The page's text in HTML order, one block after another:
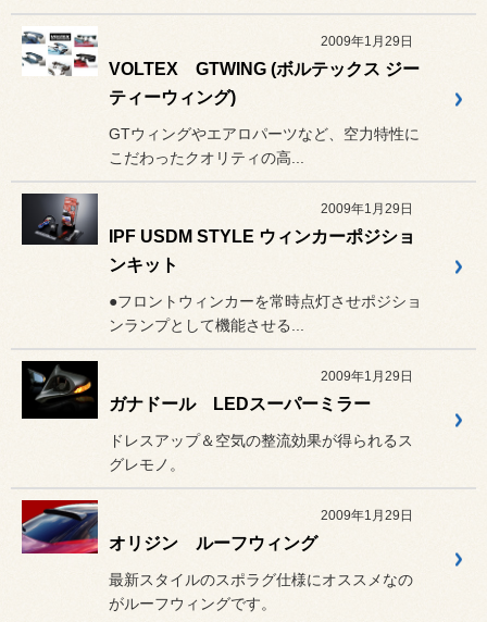
2009年1月29日
VOLTEX GTWING (ボルテックス ジー
ティーウィング)
GTウィングやエアロパーツなど、空力特性に
こだわったクオリティの高...
2009年1月29日
IPF USDM STYLE ウィンカーポジショ
ンキット
●フロントウィンカーを常時点灯させポジショ
ンランプとして機能させる...
2009年1月29日
ガナドール LEDスーパーミラー
ドレスアップ＆空気の整流効果が得られるス
グレモノ。
2009年1月29日
オリジン ルーフウィング
最新スタイルのスポラグ仕様にオススメなの
がルーフウィングです。